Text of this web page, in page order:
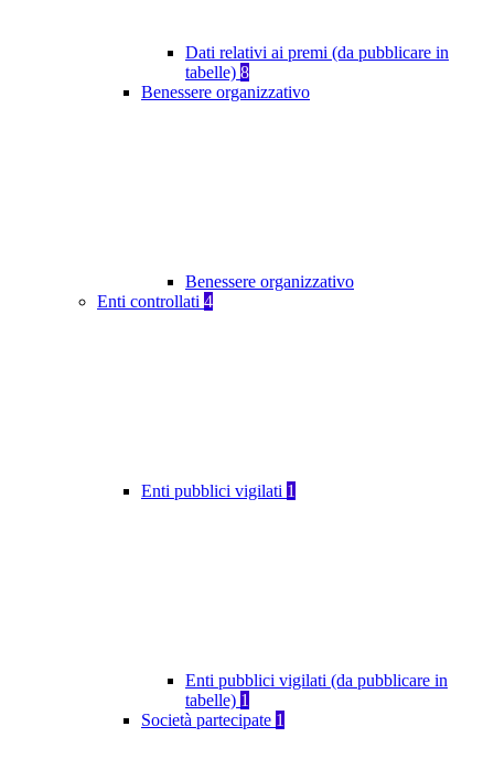
Dati relativi ai premi (da pubblicare in
tabelle) 8
Benessere organizzativo
Benessere organizzativo
Enti controllati 4
Enti pubblici vigilati 1
Enti pubblici vigilati (da pubblicare in
tabelle) 1
Società partecipate 1